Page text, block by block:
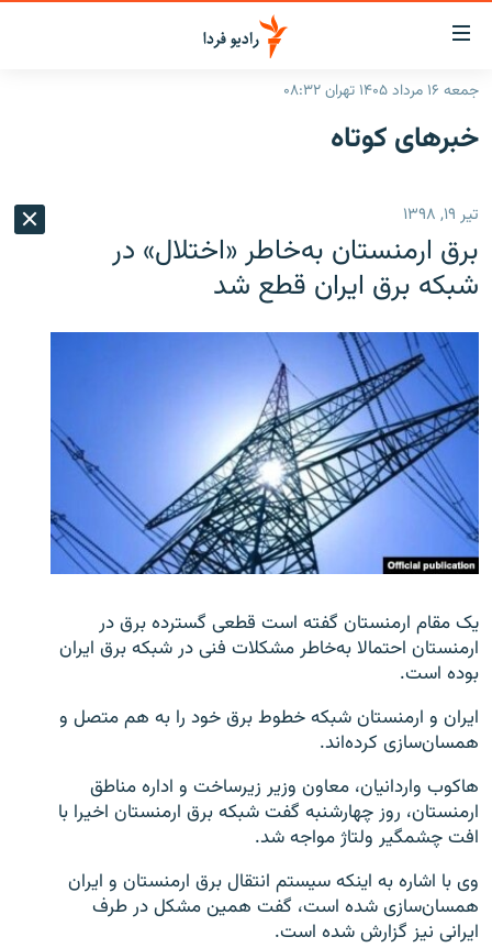
لینک‌های
قابلیت
دسترسی
بازگشت
اصلی
رفتن
صفحه
ایران
رادیو
انتخاب کنید و بشنوید
فرکانس‌ها
پادکست
گزارش‌های تصویری
گزارش‌های ویدئویی
زنان فردا
English
به ما بپیوندید
زبان‌های دیگر
جمعه ۱۶ مرداد ۱۴۰۵ تهران ۰۸:۳۲
خبرهای کوتاه
تیر ۱۹, ۱۳۹۸
برق ارمنستان به‌خاطر «اختلال» در
شبکه برق ایران قطع شد
یک مقام ارمنستان گفته است قطعی گسترده برق در
ارمنستان احتمالا به‌خاطر مشکلات فنی در شبکه برق ایران
بوده است.
ایران و ارمنستان شبکه خطوط برق خود را به هم متصل و
همسان‌سازی کرده‌اند.
هاکوب واردانیان، معاون وزیر زیرساخت و اداره مناطق
ارمنستان، روز چهارشنبه گفت شبکه برق ارمنستان اخیرا با
افت چشمگیر ولتاژ مواجه شد.
وی با اشاره به اینکه سیستم انتقال برق ارمنستان و ایران
همسان‌سازی شده است، گفت همین مشکل در طرف
ایرانی نیز گزارش شده است.